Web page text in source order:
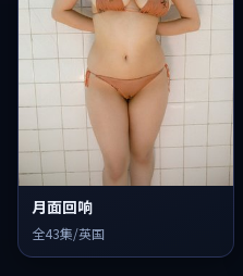
月面回响
全43集/英国